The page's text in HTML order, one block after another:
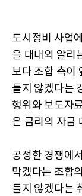
도시정비 사업
을 대내외 알리
보다 조합 측이
들지 않겠다는
행위와 보도자
은 금리의 자금
공정한 경쟁에
막겠다는 조합
들지 않겠다는